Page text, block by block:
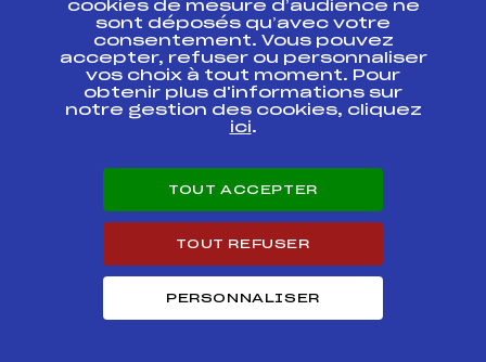
Projet de performance fédéral
Antidopage
Pôle Développement, Formation, Suivi
Scientifique
Listes ministérielles
Pôle vie de l’athlète
Enseignement professionnel
Carrières
cookies de mesure d’audience ne
sont déposés qu’avec votre
consentement. Vous pouvez
accepter, refuser ou personnaliser
vos choix à tout moment. Pour
obtenir plus d'informations sur
notre gestion des cookies, cliquez
ici.
TOUT ACCEPTER
TOUT REFUSER
PERSONNALISER